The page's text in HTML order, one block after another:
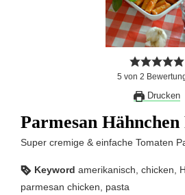
5 von 2
Drucken
Parmesan Hähnchen
Super cremige & einfache Tomaten
Keyword amerikanisch, chicken,
parmesan chicken, pasta